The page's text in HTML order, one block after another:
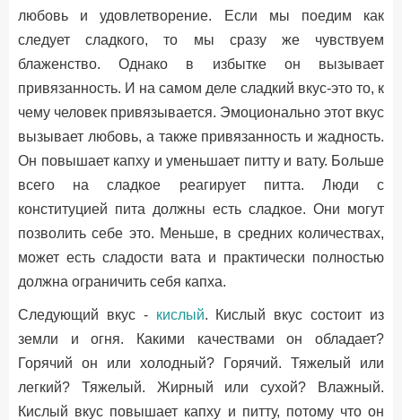
любовь и удовлетворение. Если мы поедим как
следует сладкого, то мы сразу же чувствуем
блаженство. Однако в избытке он вызывает
привязанность. И на самом деле сладкий вкус-это то, к
чему человек привязывается. Эмоционально этот вкус
вызывает любовь, а также привязанность и жадность.
Он повышает капху и уменьшает питту и вату. Больше
всего на сладкое реагирует питта. Люди с
конституцией пита должны есть сладкое. Они могут
позволить себе это. Меньше, в средних количествах,
может есть сладости вата и практически полностью
должна ограничить себя капха.
Следующий вкус - кислый. Кислый вкус состоит из
земли и огня. Какими качествами он обладает?
Горячий он или холодный? Горячий. Тяжелый или
легкий? Тяжелый. Жирный или сухой? Влажный.
Кислый вкус повышает капху и питту, потому что он